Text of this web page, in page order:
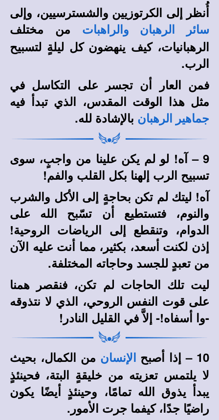
أُنظر إلى الكرتوزيين والشسترسيين، وإلى
سائر الرهبان والراهبات
من مختلف
الرهبانيات، كيف ينهضون كل ليلةٍ لتسبيح
الرب.
فمن العار أن تجسر على التكاسل في
مثل هذا الوقت المقدس، الذي تبدأ فيه
جماهير الرهبان بالإشادة لله.
9 – آه! لو لم يكن علينا من واجبٍ، سوى
تسبيح الرب إلهنا بكل القلب والفم!
آه! ليتك لم تكن بحاجةٍ إلى الأكل والشرب
والنوم، فتستطيع أن تسّبح الله على
الدوام، وتنقطع إلى الرياضات الروحية!
إذن لكنت أسعد، بكثير، مما أنت عليه الآن
من تعبدٍ للجسد وحاجاته المختلفة.
ليت تلك الحاجات لم تكن، فنقصر همنا
على قوت النفس الروحي، الذي لا نتذوقه
-وا أسفاه!- إلاَّ في القليل النادر!
10 – إذا أصبح الإنسان من الكمال، بحيث
لا يلتمس تعزيته من خليقةٍ البتة، فحينئذٍ
يبدأ يذوق الله تمامًا، وحينئذٍ أيضًا يكون
راضيًا جدًا، كيفما جرت الأمور.